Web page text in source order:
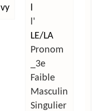
vy
l'
LE/LA
Pronom
_3e
Faible
Masculin
Singulier